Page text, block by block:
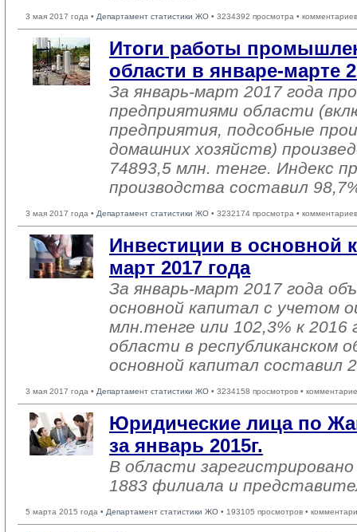
3 мая 2017 года • Департамент статистики ЖО • 3234392 просмотра •
Итоги работы
области в январе-марте
За январь-март 2017 года
предприятиями области
предприятия, подсобные
домашних хозяйств)
74893,5 млн. тенге. Индекс
производства составил
3 мая 2017 года • Департамент статистики ЖО • 3232174 просмотра •
Инвестиции в основной
март 2017 года
За январь-март 2017 года
основной капитал с учетом
млн.тенге или 102,3% к 2016
области в республиканском
основной капитал составил
3 мая 2017 года • Департамент статистики ЖО • 3234158 просмотров •
Юридические лица по
за январь 2015г.
В области
1883 филиала и
5 марта 2015 года • Департамент статистики ЖО • 193105 просмотров •